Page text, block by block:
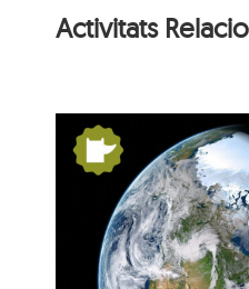
Activitats
De
la